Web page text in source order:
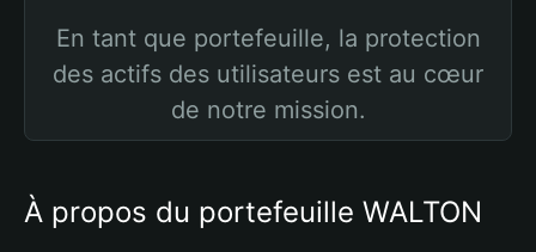
En tant que portefeuille, la protection
des actifs des utilisateurs est au cœur
de notre mission.
À propos du portefeuille WALTON